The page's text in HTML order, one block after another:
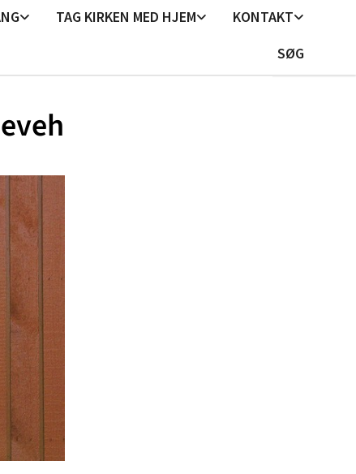
TAG KIRKEN MED HJEM
KONTAKT
SØG